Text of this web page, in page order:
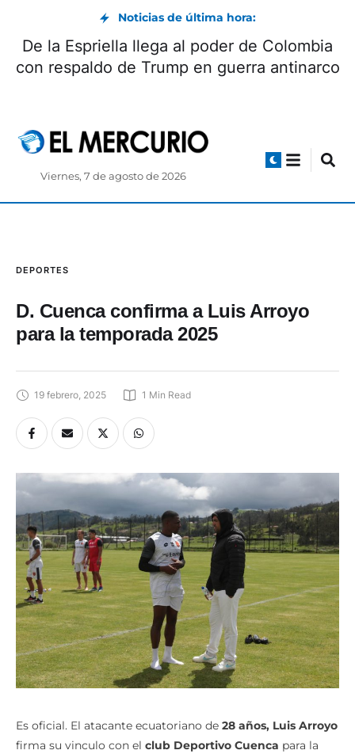
Noticias de última hora:
De la Espriella llega al poder de Colombia
con respaldo de Trump en guerra antinarco
Viernes, 7 de agosto de 2026
DEPORTES
D. Cuenca confirma a Luis Arroyo
para la temporada 2025
19 febrero, 2025 1 Min Read
Es oficial. El atacante ecuatoriano de 28 años, Luis Arroyo
firma su vinculo con el club Deportivo Cuenca para la